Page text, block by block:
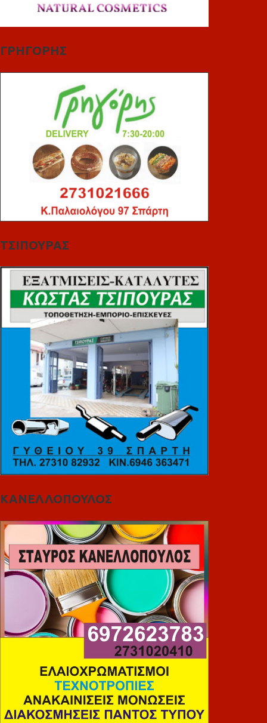
ΓΡΗΓΟΡΗΣ
ΤΣΙΠΟΥΡΑΣ
ΚΑΝΕΛΛΟΠΟΥΛΟΣ